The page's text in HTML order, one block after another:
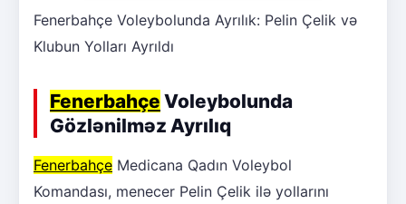
Fenerbahçe Voleybolunda Ayrılık: Pelin Çelik və
Klubun Yolları Ayrıldı
Fenerbahçe Voleybolunda
Gözlənilməz Ayrılıq
Fenerbahçe Medicana Qadın Voleybol
Komandası, menecer Pelin Çelik ilə yollarını